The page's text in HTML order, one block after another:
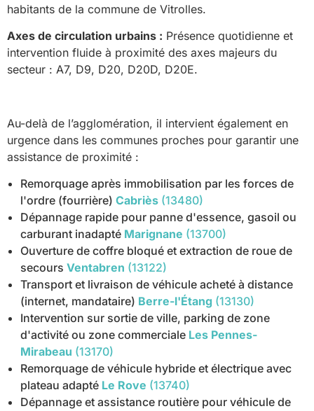
habitants de la commune de Vitrolles.
Axes de circulation urbains : Présence quotidienne et
intervention fluide à proximité des axes majeurs du
secteur : A7, D9, D20, D20D, D20E.
Au-delà de l’agglomération, il intervient également en
urgence dans les communes proches pour garantir une
assistance de proximité :
Remorquage après immobilisation par les forces de
l'ordre (fourrière) Cabriès (13480)
Dépannage rapide pour panne d'essence, gasoil ou
carburant inadapté Marignane (13700)
Ouverture de coffre bloqué et extraction de roue de
secours Ventabren (13122)
Transport et livraison de véhicule acheté à distance
(internet, mandataire) Berre-l'Étang (13130)
Intervention sur sortie de ville, parking de zone
d'activité ou zone commerciale Les Pennes-
Mirabeau (13170)
Remorquage de véhicule hybride et électrique avec
plateau adapté Le Rove (13740)
Dépannage et assistance routière pour véhicule de